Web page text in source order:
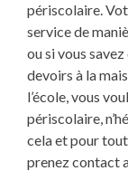
périscolaire.
service de
ou si vous savez
devoirs à la
l’école, vous
périscolaire,
cela et pour
prenez contact